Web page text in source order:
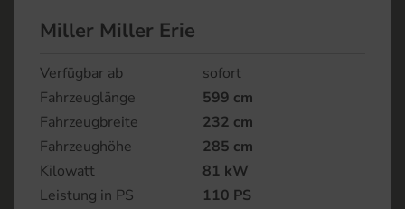
Miller Miller Erie
Verfügbar ab
sofort
Fahrzeuglänge
599 cm
Fahrzeugbreite
232 cm
Fahrzeughöhe
285 cm
Kilowatt
81 kW
Leistung in PS
110 PS